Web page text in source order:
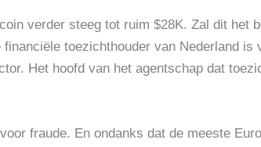
verder steeg tot ruim $28K. Zal dit het
toezichthouder van Nederland
Het hoofd van het agentschap dat
fraude. En ondanks dat de meeste